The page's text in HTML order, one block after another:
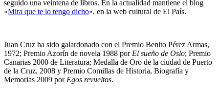
seguido una veintena de libros. En la actualidad mantiene el blog
«Mira que te lo tengo dicho«, en la web cultural de El País.
Juan Cruz ha sido galardonado con el Premio Benito Pérez Armas,
1972; Premio Azorín de novela 1988 porEl sueño de Oslo; Premio
Canarias 2000 de Literatura; Medalla de Oro de la ciudad de Puerto
de la Cruz, 2008 y Premio Comillas de Historia, Biografía y
Memorias 2009 porEgos revueltos.